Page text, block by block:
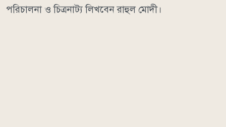
পরিচালনা ও চিত্রনাট্য লিখবেন রাহুল মোদী।